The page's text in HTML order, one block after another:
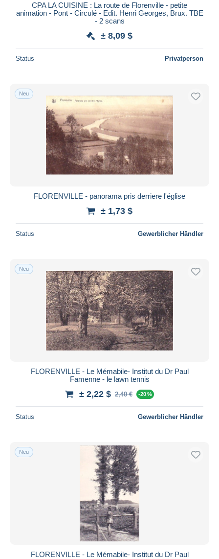
CPA LA CUISINE : La route de Florenville - petite
animation - Pont - Circulé - Edit. Henri Georges, Brux. TBE
- 2 scans
± 8,09 $
Status Privatperson
Neu
FLORENVILLE - panorama pris derriere l'église
± 1,73 $
Status Gewerblicher Händler
Neu
FLORENVILLE - Le Mémabile- Institut du Dr Paul
Famenne - le lawn tennis
± 2,22 $ 2,40 € -20 %
Status Gewerblicher Händler
Neu
FLORENVILLE - Le Mémabile- Institut du Dr Paul